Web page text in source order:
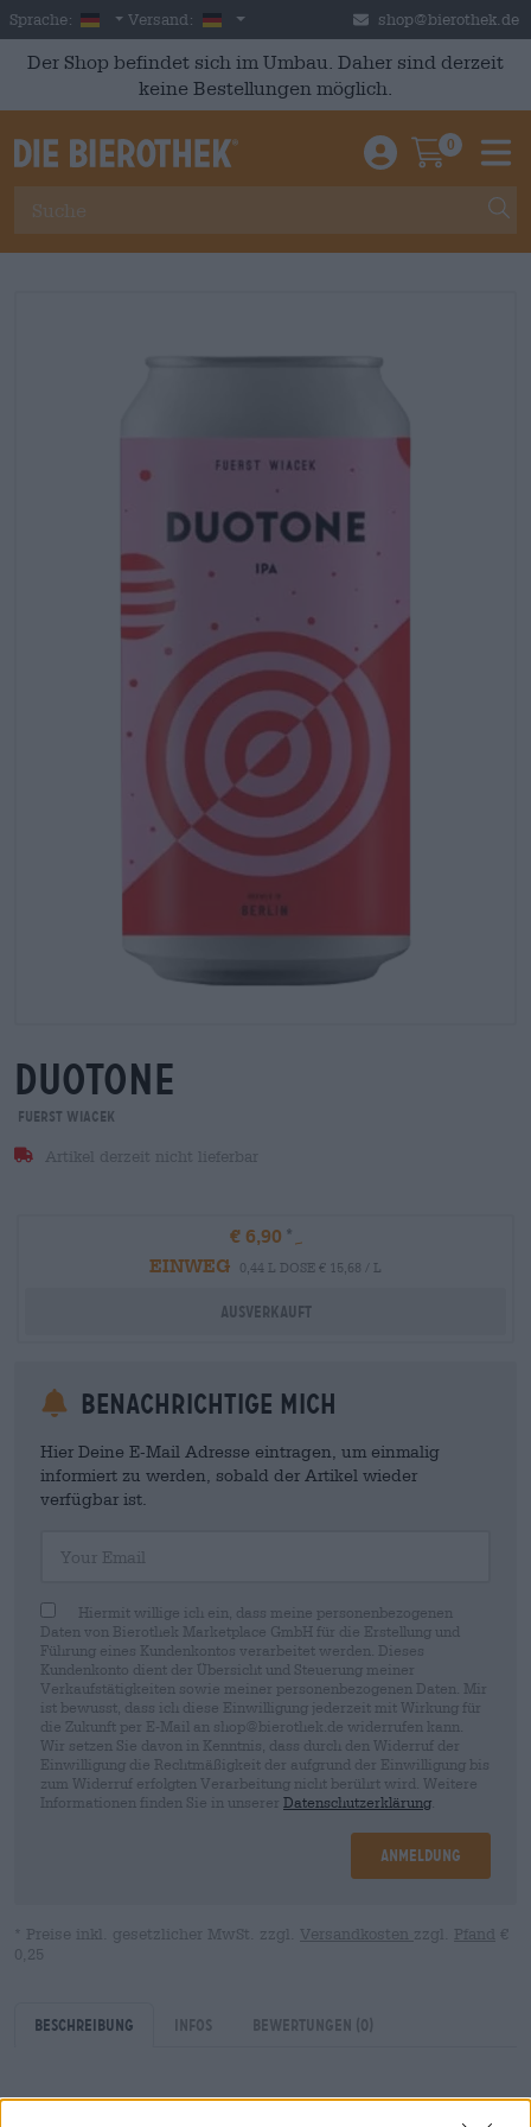
Skip to main content
Sprache: German
Versand: Deutschland shop@bierothek.de
Der Shop befindet sich im Umbau. Daher sind derzeit
keine Bestellungen möglich.
Einloggen /
0
duotone
FUERST WIACEK
Artikel derzeit nicht lieferbar
€ 6,90
EINWEG
0,44 L DOSE € 15,68 / L
Ausverkauft
Benachrichtige mich
Hier Deine E-Mail Adresse eintragen, um einmalig
informiert zu werden, sobald der Artikel wieder
verfügbar ist.
Hiermit willige ich ein, dass meine personenbezogenen
Daten von Bierothek Marketplace GmbH für die Erstellung und
Führung eines Kundenkontos verarbeitet werden. Dieses
Kundenkonto dient der Übersicht und Steuerung meiner
Verkaufstätigkeiten sowie meiner personenbezogenen Daten. Mir
ist bewusst, dass ich diese Einwilligung jederzeit mit Wirkung für
die Zukunft per E-Mail an shop@bierothek.de widerrufen kann.
Wir setzen Sie davon in Kenntnis, dass durch den Widerruf der
Einwilligung die Rechtmäßigkeit der aufgrund der Einwilligung bis
zum Widerruf erfolgten Verarbeitung nicht berührt wird. Weitere
Informationen finden Sie in unserer Datenschutzerklärung
Anmeldung
* Preise inkl. gesetzlicher MwSt. zzgl. Versandkosten zzgl. Pfand €
0,25
Beschreibung Infos Bewertungen (0)